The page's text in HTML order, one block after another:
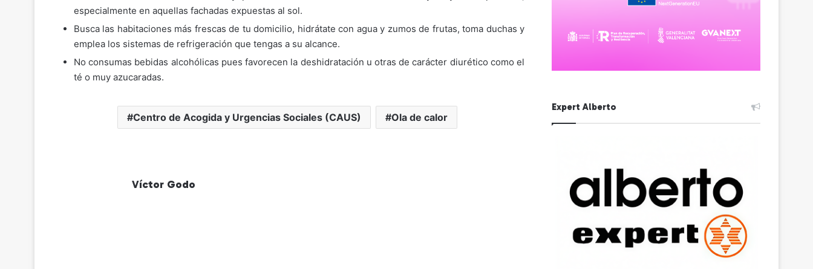
especialmente en aquellas fachadas expuestas al sol.
Busca las habitaciones más frescas de tu domicilio, hidrátate con agua y zumos de frutas, toma duchas y
emplea los sistemas de refrigeración que tengas a su alcance.
No consumas bebidas alcohólicas pues favorecen la deshidratación u otras de carácter diurético como el
té o muy azucaradas.
Centro de Acogida y Urgencias Sociales (CAUS) Ola de calor
Víctor Godo
Expert Alberto